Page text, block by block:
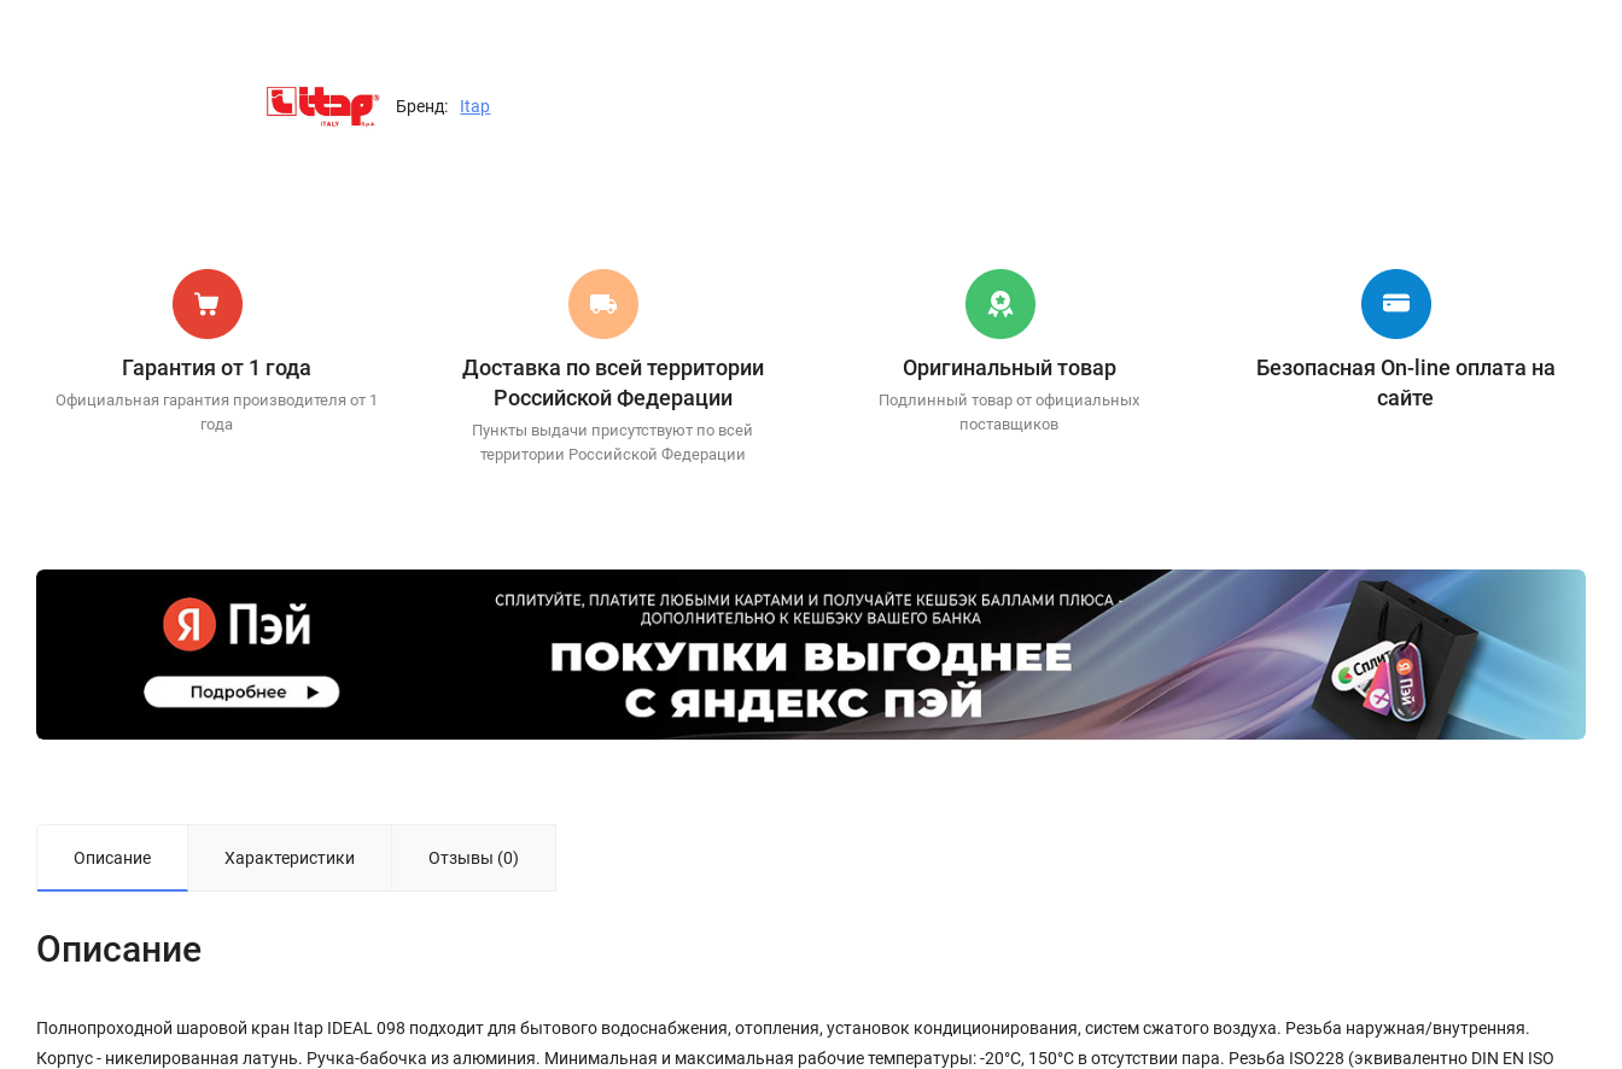
Бренд: Itap
Гарантия от 1 года
Официальная гарантия производителя от 1
года
Доставка по всей территории
Российской Федерации
Пункты выдачи присутствуют по всей
территории Российской Федерации
Оригинальный товар
Подлинный товар от официальных
поставщиков
Безопасная On-line оплата на
сайте
Описание Характеристики Отзывы (0)
Описание
Полнопроходной шаровой кран Itap IDEAL 098 подходит для бытового водоснабжения, отопления, установок кондиционирования, систем сжатого воздуха. Резьба наружная/внутренняя.
Корпус - никелированная латунь. Ручка-бабочка из алюминия. Минимальная и максимальная рабочие температуры: -20°C, 150°C в отсутствии пара. Резьба ISO228 (эквивалентно DIN EN ISO